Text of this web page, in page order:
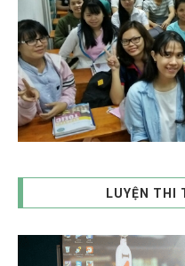
LUYỆN THI